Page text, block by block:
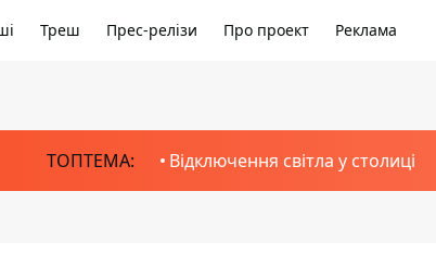
Треш Прес-релізи Про проект Реклама
ТОПТЕМА: Відключення світла у столиці